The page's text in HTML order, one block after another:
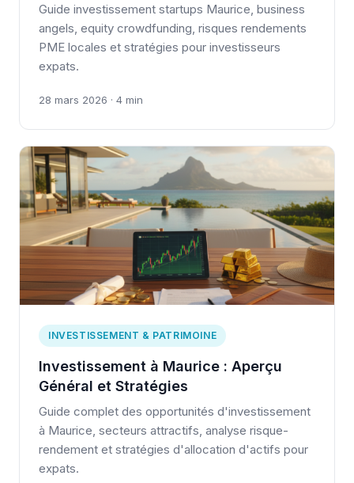
Guide investissement startups Maurice, business
angels, equity crowdfunding, risques rendements
PME locales et stratégies pour investisseurs
expats.
28 mars 2026 · 4 min
INVESTISSEMENT & PATRIMOINE
Investissement à Maurice : Aperçu
Général et Stratégies
Guide complet des opportunités d'investissement
à Maurice, secteurs attractifs, analyse risque-
rendement et stratégies d'allocation d'actifs pour
expats.